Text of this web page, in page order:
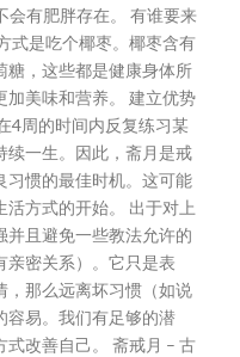
式是吃个椰枣。椰枣含有
糖，这些都是健康身体所
加美味和营养。 建立优势
4周的时间内反复练习某
续一生。因此，斋月是戒
习惯的最佳时机。这可能
方式的开始。 出于对上
并且避免一些教法允许的
亲密关系）。它只是表
，那么远离坏习惯（如说
容易。我们有足够的潜
改善自己。 斋戒月 – 古